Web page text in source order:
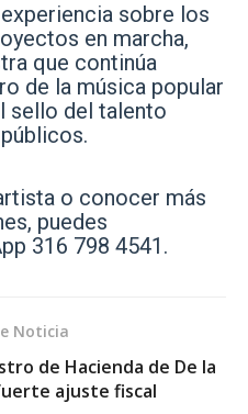
sobre los
en marcha,
que continúa
de la música popular
sello del talento
o conocer más
puedes
316 798 4541.
Noticia
de Hacienda de De la
ajuste fiscal